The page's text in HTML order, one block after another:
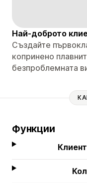
Най-доброто
Създайте
копринено
безпроблемната
Функции